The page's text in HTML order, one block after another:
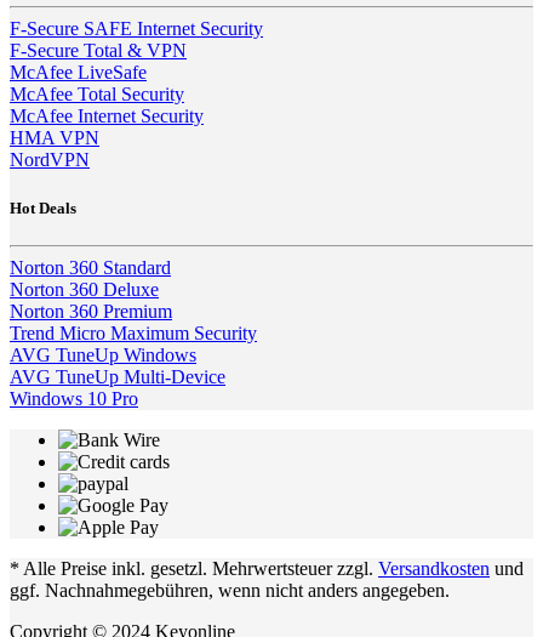
F-Secure SAFE Internet Security
F-Secure Total & VPN
McAfee LiveSafe
McAfee Total Security
McAfee Internet Security
HMA VPN
NordVPN
Hot Deals
Norton 360 Standard
Norton 360 Deluxe
Norton 360 Premium
Trend Micro Maximum Security
AVG TuneUp Windows
AVG TuneUp Multi-Device
Windows 10 Pro
* Alle Preise inkl. gesetzl. Mehrwertsteuer zzgl. Versandkosten und
ggf. Nachnahmegebühren, wenn nicht anders angegeben.
Copyright © 2024 Keyonline